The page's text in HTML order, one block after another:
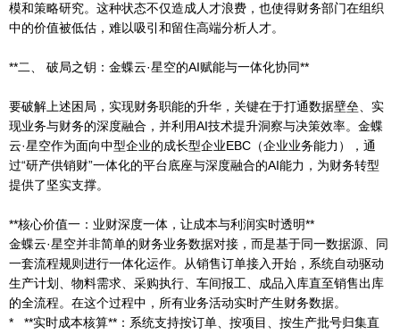
模和策略研究。这种状态不仅造成人才浪费，也使得财务部门在组织
中的价值被低估，难以吸引和留住高端分析人才。
**二、 破局之钥：金蝶云·星空的AI赋能与一体化协同**
要破解上述困局，实现财务职能的升华，关键在于打通数据壁垒、实
现业务与财务的深度融合，并利用AI技术提升洞察与决策效率。金蝶
云·星空作为面向中型企业的成长型企业EBC（企业业务能力），通
过“研产供销财”一体化的平台底座与深度融合的AI能力，为财务转型
提供了坚实支撑。
**核心价值一：业财深度一体，让成本与利润实时透明**
金蝶云·星空并非简单的财务业务数据对接，而是基于同一数据源、同
一套流程规则进行一体化运作。从销售订单接入开始，系统自动驱动
生产计划、物料需求、采购执行、车间报工、成品入库直至销售出库
的全流程。在这个过程中，所有业务活动实时产生财务数据。
* **实时成本核算**：系统支持按订单、按项目、按生产批号归集直